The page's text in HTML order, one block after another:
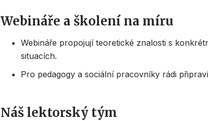
Webináře a školení na míru
Webináře propojují teoretické znalosti s
situacích.
Pro pedagogy a sociální pracovníky rádi
Náš lektorský tým